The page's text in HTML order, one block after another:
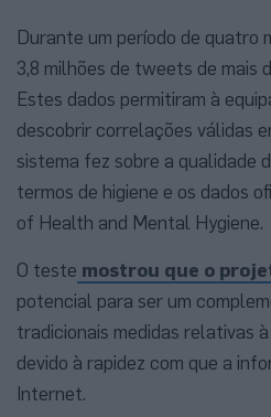
Durante um período de quatro
3,8 milhões de tweets de mais
Estes dados permitiram à
descobrir correlações válidas
sistema fez sobre a qualidade
termos de higiene e os dados
of Health and Mental Hygiene.
O teste mostrou que o
potencial para ser um
tradicionais medidas relativas
devido à rapidez com que a
Internet.